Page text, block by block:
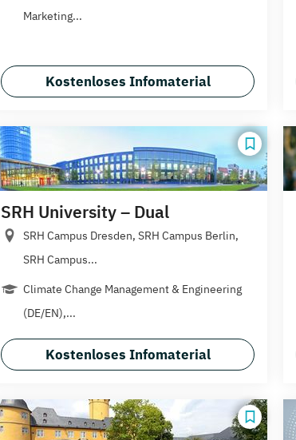
Marketing...
Kostenloses Infomaterial
SRH University – Dual
SRH Campus Dresden, SRH Campus Berlin,
SRH Campus...
Climate Change Management & Engineering
(DE/EN),...
Kostenloses Infomaterial